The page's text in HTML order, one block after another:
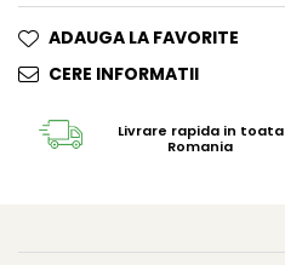
ADAUGA LA FAVORITE
CERE INFORMATII
Livrare rapida in toata
Romania